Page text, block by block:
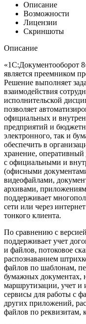
Описание
Возможности
Лицензии
Скриншоты
Описание
«1С:Документооборот
является преемником
Решение выполняет
взаимодействия
исполнительской
позволяет
официальных и
предприятий и
электронного, так и
обеспечить в
хранение,
с официальными и
(офисными
видеофайлами,
архивами,
поддерживает
сети или через
тонкого клиента.
По сравнению с
поддерживает учет
и файлов, потоковое
распознаванием
файлов по шаблонам,
бумажных документах,
маршрутизации, учет и
сервисы для работы с
других приложений,
файлов по реквизитам,